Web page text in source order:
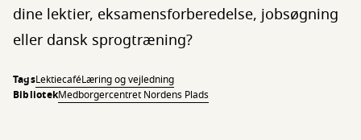
dine lektier, eksamensforberedelse, jobsøgning
eller dansk sprogtræning?
TagsLektiecaféLæring og vejledning
BibliotekMedborgercentret Nordens Plads